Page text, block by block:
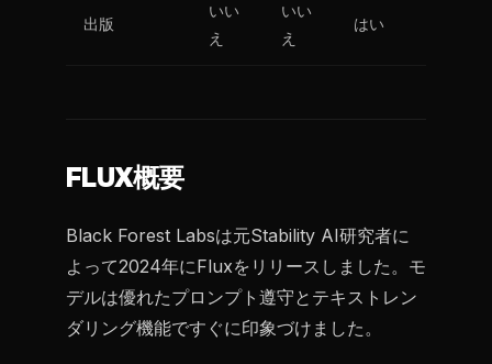
出版
いい
え
いい
え
はい
FLUX概要
Black Forest Labsは元Stability AI研究者に
よって2024年にFluxをリリースしました。モ
デルは優れたプロンプト遵守とテキストレン
ダリング機能ですぐに印象づけました。